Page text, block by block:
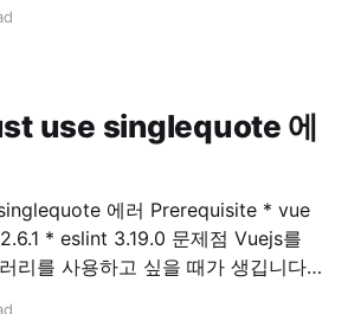
use singlequote 에
에러 Prerequisite * vue
리를 사용하고 싶을 때가 생깁니다.